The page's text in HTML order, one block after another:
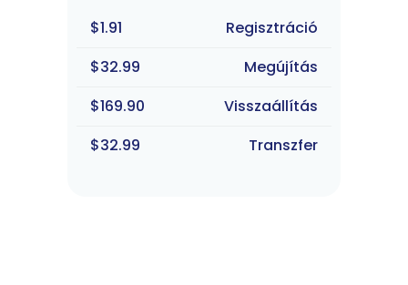
$1.91
Regisztráció
$32.99
Megújítás
$169.90
Visszaállítás
$32.99
Transzfer